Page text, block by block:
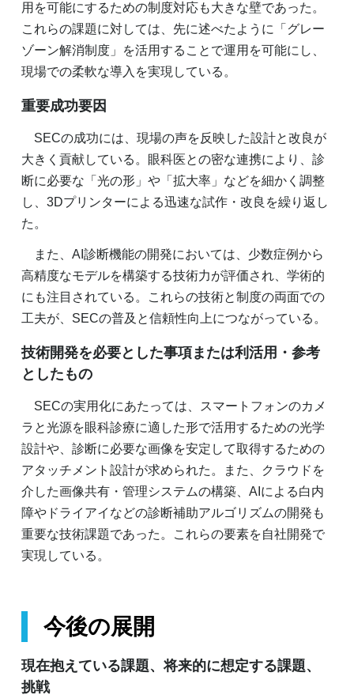
用を可能にするための制度対応も大きな壁であった。
これらの課題に対しては、先に述べたように「グレー
ゾーン解消制度」を活用することで運用を可能にし、
現場での柔軟な導入を実現している。
重要成功要因
SECの成功には、現場の声を反映した設計と改良が
大きく貢献している。眼科医との密な連携により、診
断に必要な「光の形」や「拡大率」などを細かく調整
し、3Dプリンターによる迅速な試作・改良を繰り返し
た。
また、AI診断機能の開発においては、少数症例から
高精度なモデルを構築する技術力が評価され、学術的
にも注目されている。これらの技術と制度の両面での
工夫が、SECの普及と信頼性向上につながっている。
技術開発を必要とした事項または利活用・参考
としたもの
SECの実用化にあたっては、スマートフォンのカメ
ラと光源を眼科診療に適した形で活用するための光学
設計や、診断に必要な画像を安定して取得するための
アタッチメント設計が求められた。また、クラウドを
介した画像共有・管理システムの構築、AIによる白内
障やドライアイなどの診断補助アルゴリズムの開発も
重要な技術課題であった。これらの要素を自社開発で
実現している。
今後の展開
現在抱えている課題、将来的に想定する課題、
挑戦